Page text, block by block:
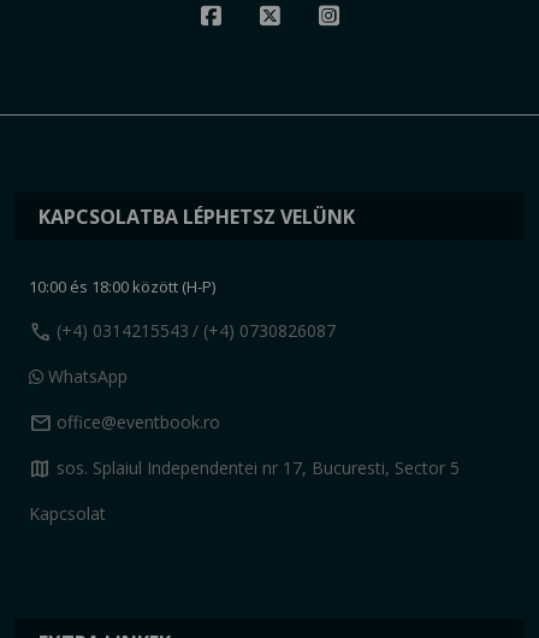
KAPCSOLATBA LÉPHETSZ VELÜNK
10:00 és 18:00 között (H-P)
call (+4) 0314215543 / (+4) 0730826087
WhatsApp
mail office@eventbook.ro
map sos. Splaiul Independentei nr 17, Bucuresti, Sector 5
Kapcsolat